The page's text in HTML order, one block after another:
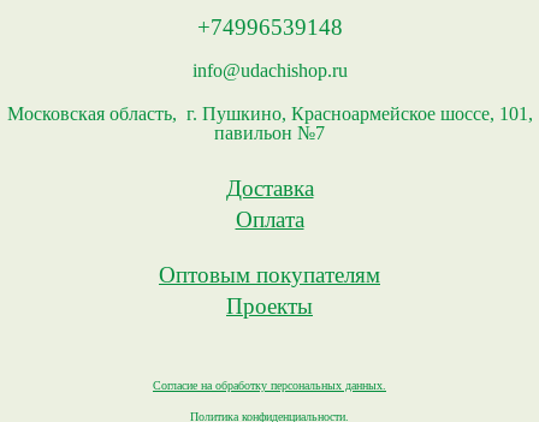
+74996539148
info@udachishop.ru
Московская область, г. Пушкино, Красноармейское шоссе, 101,
павильон №7
Доставка
Оплата
Оптовым покупателям
Проекты
Согласие на обработку персональных данных.
Политика конфиденциальности.